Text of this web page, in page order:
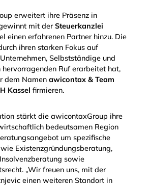
erweitert ihre Präsenz in
mit derSteuerkanzlei
einen erfahrenen Partner hinzu. Die
ihren starken Fokus auf
Selbstständige und
hervorragenden Ruf erarbeitet hat,
dem Namen awicontax & Team
Kassel firmieren.
stärkt die awicontaxGroup ihre
bedeutsamen Region
um spezifische
Existenzgründungsberatung,
sowie
„Wir freuen uns, mit der
einen weiteren Standort in